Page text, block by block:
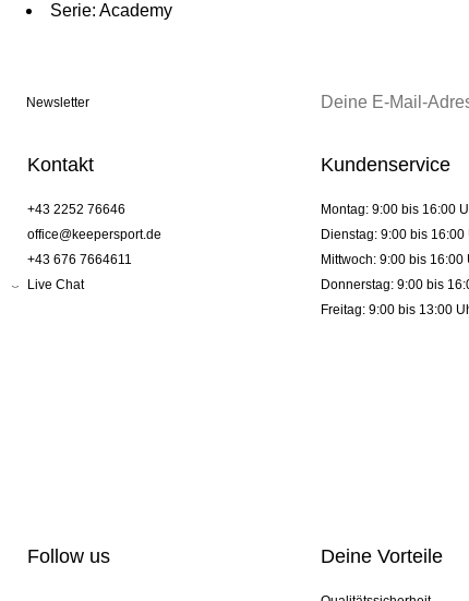
Serie: Academy
Newsletter
Kontakt
+43 2252 76646
office@keepersport.de
+43 676 7664611
Live Chat
Kundenservice
Montag: 9:00 bis 16:00
Dienstag: 9:00 bis 16:00
Mittwoch: 9:00 bis 16:00
Donnerstag: 9:00 bis
Freitag: 9:00 bis 13:00
Follow us Deine Vorteile